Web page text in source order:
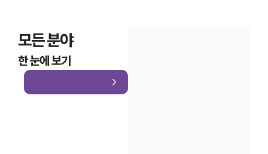
모든 분야
한 눈에 보기